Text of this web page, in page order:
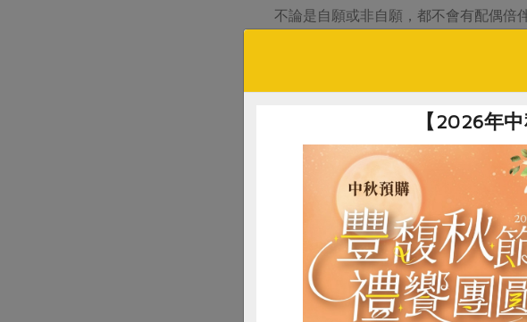
不論是自願或非自願，都不會有配偶倍
們的印象是熱愛獨立與自由、注重隱
美國人的獨居是建立在獨立、自由、
立和獨處，有如雙胞胎，互為一體。
活；因此，即便在大團體裡，有許多
長期以來，「獨居」在台灣社會帶有
象，以及華人文化中的群體文化互相
到台灣社會之中。這也是因為台灣人
美國的獨居老人，有的隨著老化而行
的城市定居。有些獨居老人因為年老
州鱈角的接待家庭時，主人是獨居女
帶她外出採購或到銀行辦事，朋友們
【2026年